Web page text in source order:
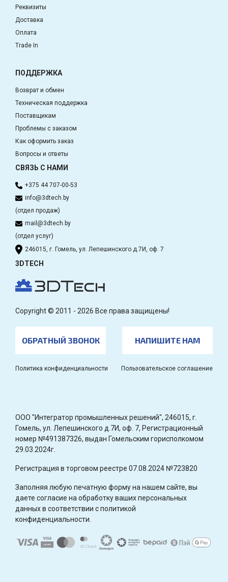
Реквизиты
Доставка
Оплата
Trade In
ПОДДЕРЖКА
Возврат и обмен
Техническая поддержка
Поставщикам
Проблемы с заказом
Как оформить заказ
Вопросы и ответы
СВЯЗЬ С НАМИ
+375 44 707-00-53
info@3dtech.by
(отдел продаж)
mail@3dtech.by
(отдел услуг)
246015, г. Гомель, ул. Лепешинского д.7И, оф. 7
3DTECH
Copyright © 2011 - 2026 Все права защищены!
ОБРАТНЫЙ ЗВОНОК НАПИШИТЕ НАМ
Политика конфиденциальности Пользовательское соглашение
OOO "Интегратор промышленных решений", 246015, г.
Гомель, ул. Лепешинского д.7И, оф. 7, Регистрационный
номер №491387326, выдан Гомельским горисполкомом
29.03.2024г.
Регистрация в торговом реестре 07.08.2024 №723820
Заполняя любую печатную форму на нашем сайте, вы
даете согласие на обработку ваших персональных
данных в соответствии с политикой
конфиденциальности.